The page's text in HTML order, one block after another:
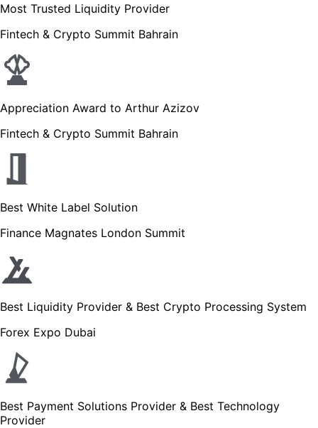
Most Trusted Liquidity Provider
Fintech & Crypto Summit Bahrain
Appreciation Award to Arthur Azizov
Fintech & Crypto Summit Bahrain
Best White Label Solution
Finance Magnates London Summit
Best Liquidity Provider & Best Crypto Processing System
Forex Expo Dubai
Best Payment Solutions Provider & Best Technology
Provider